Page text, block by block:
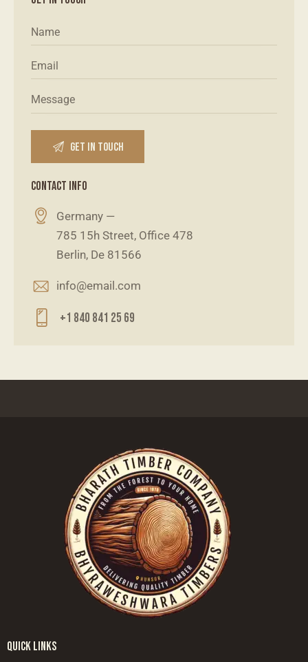
CONTACT INFO
Germany —
785 15h Street, Office 478
Berlin, De 81566
info@email.com
+1 840 841 25 69
QUICK LINKS